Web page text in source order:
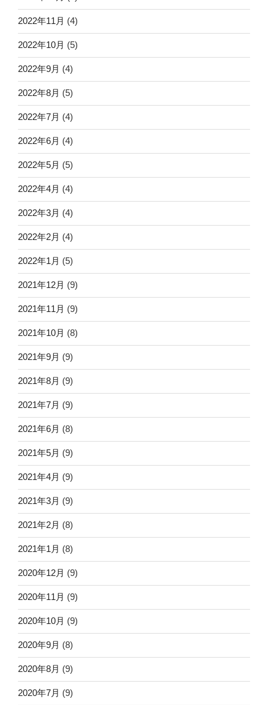
2022年11月 (4)
2022年10月 (5)
2022年9月 (4)
2022年8月 (5)
2022年7月 (4)
2022年6月 (4)
2022年5月 (5)
2022年4月 (4)
2022年3月 (4)
2022年2月 (4)
2022年1月 (5)
2021年12月 (9)
2021年11月 (9)
2021年10月 (8)
2021年9月 (9)
2021年8月 (9)
2021年7月 (9)
2021年6月 (8)
2021年5月 (9)
2021年4月 (9)
2021年3月 (9)
2021年2月 (8)
2021年1月 (8)
2020年12月 (9)
2020年11月 (9)
2020年10月 (9)
2020年9月 (8)
2020年8月 (9)
2020年7月 (9)